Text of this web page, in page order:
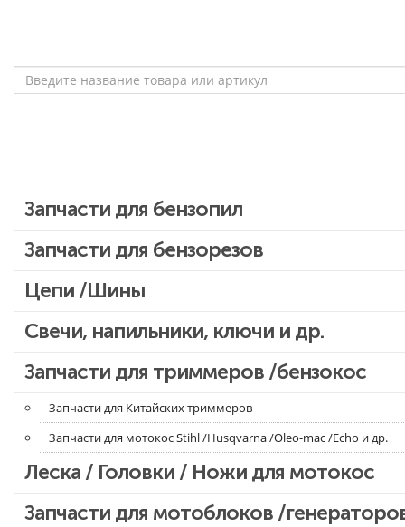
Запчасти для бензопил
Запчасти для бензопил Stihl
Запчасти для бензопил Oleo-mac, Echo и др.
Запчасти для бензорезов
Цепи /Шины
Свечи, напильники, ключи и др.
Запчасти для триммеров /бензокос
Запчасти для Китайских триммеров
Запчасти для мотокос Stihl /Husqvarna /Oleo-mac /Echo и др.
Леска / Головки / Ножи для мотокос
Запчасти для мотоблоков /